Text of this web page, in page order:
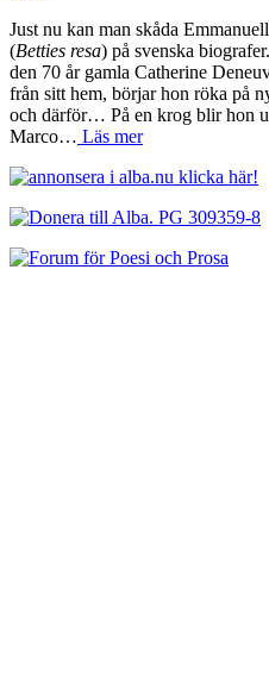
Just nu kan man skåda
(Betties resa) på svenska
den 70 år gamla Catherine
från sitt hem, börjar hon röka på
och därför… På en krog blir hon
Marco… Läs mer